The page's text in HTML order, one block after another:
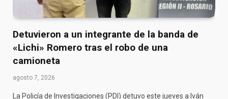
Detuvieron a un integrante de la banda de
«Lichi» Romero tras el robo de una
camioneta
agosto 7, 2026
La Policía de Investigaciones (PDI) detuvo este jueves a Iván